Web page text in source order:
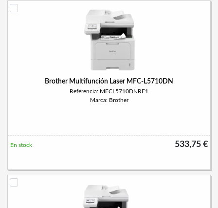
Brother Multifunción Laser MFC-L5710DN
Referencia: MFCL5710DNRE1
Marca: Brother
533,75 €
En stock